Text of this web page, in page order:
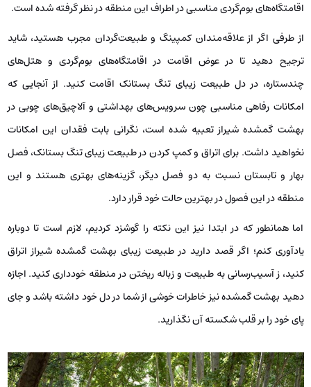
اقامتگاه‌های بوم‌گردی مناسبی در اطراف این منطقه در نظر گرفته شده است.
از طرفی اگر از علاقه‌مندان کمپینگ و طبیعت‌گردان مجرب هستید، شاید
ترجیح دهید تا در عوض اقامت در اقامتگاه‌های بوم‌گردی و هتل‌های
چندستاره، در دل طبیعت زیبای تنگ بستانک اقامت کنید. از آنجایی که
امکانات رفاهی مناسبی چون سرویس‌های بهداشتی و آلاچیق‌های چوبی در
بهشت گمشده شیراز تعبیه شده است، نگرانی بابت فقدان این امکانات
نخواهید داشت. برای اتراق و کمپ کردن در طبیعت زیبای تنگ بستانک، فصل
بهار و تابستان نسبت به دو فصل دیگر، گزینه‌های بهتری هستند و این
منطقه در این فصول در بهترین حالت خود قرار دارد.
اما همانطور که در ابتدا نیز این نکته را گوشزد کردیم، لازم است تا دوباره
یادآوری کنم؛ اگر قصد دارید در طبیعت زیبای بهشت گمشده شیراز اتراق
کنید، ز آسیب‌رسانی به طبیعت و زباله ریختن در منطقه خودداری کنید. اجازه
دهید بهشت گمشده نیز خاطرات خوشی از شما در دل خود داشته باشد و جای
پای خود را بر قلب شکسته آن نگذارید.